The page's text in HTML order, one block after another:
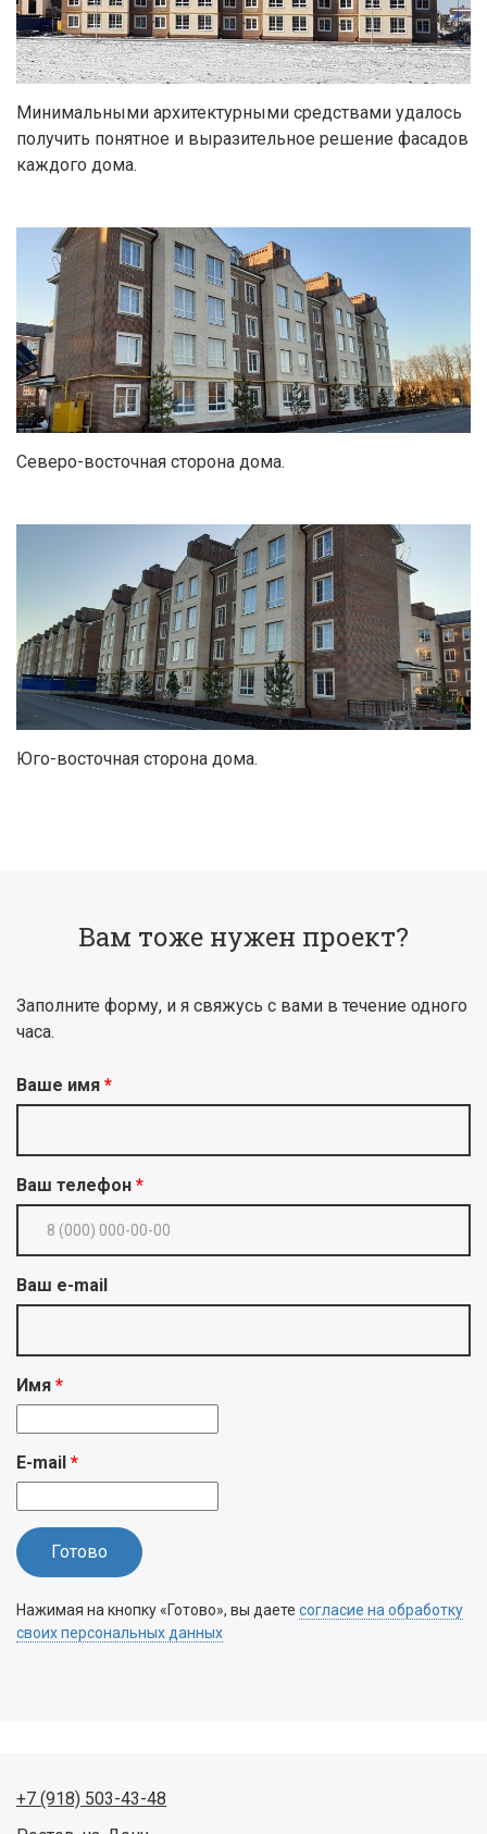
Минимальными архитектурными средствами удалось
получить понятное и выразительное решение фасадов
каждого дома.
Северо-восточная сторона дома.
Юго-восточная сторона дома.
Вам тоже нужен проект?
Заполните форму, и я свяжусь с вами в течение одного
часа.
Ваше имя
Ваш телефон
Ваш e-mail
Имя
E-mail
Нажимая на кнопку «Готово», вы даете согласие на обработку
своих персональных данных
+7 (918) 503-43-48